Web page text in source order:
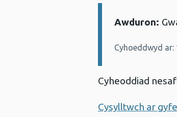
Manylion:
Awduron:
Cyhoeddwyd
Cyheoddiad
Cysylltwch ar